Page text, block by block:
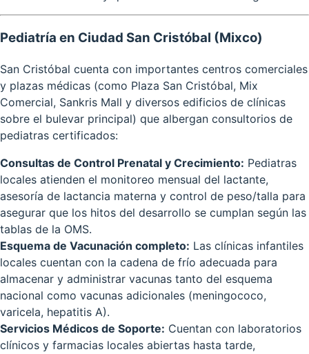
Pediatría en Ciudad San Cristóbal (Mixco)
San Cristóbal cuenta con importantes centros comerciales
y plazas médicas (como Plaza San Cristóbal, Mix
Comercial, Sankris Mall y diversos edificios de clínicas
sobre el bulevar principal) que albergan consultorios de
pediatras certificados:
Consultas de Control Prenatal y Crecimiento: Pediatras
locales atienden el monitoreo mensual del lactante,
asesoría de lactancia materna y control de peso/talla para
asegurar que los hitos del desarrollo se cumplan según las
tablas de la OMS.
Esquema de Vacunación completo: Las clínicas infantiles
locales cuentan con la cadena de frío adecuada para
almacenar y administrar vacunas tanto del esquema
nacional como vacunas adicionales (meningococo,
varicela, hepatitis A).
Servicios Médicos de Soporte: Cuentan con laboratorios
clínicos y farmacias locales abiertas hasta tarde,